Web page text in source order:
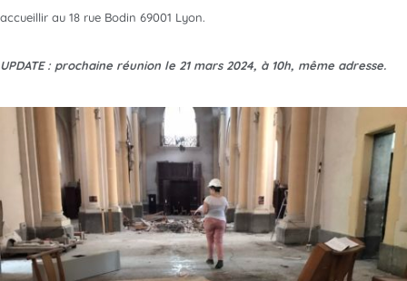
accueillir au 18 rue Bodin 69001 Lyon.
UPDATE : prochaine réunion le 21 mars 2024, à 10h, même adresse.